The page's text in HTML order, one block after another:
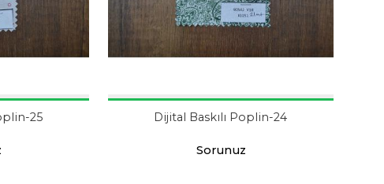
25 Dijital Baskılı Poplin-24
Sorunuz